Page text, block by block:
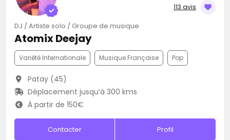
113 avis
DJ / Artiste solo / Groupe de musique
Atomix Deejay
Variété Internationale Musique Française Pop
Patay (45)
Déplacement jusqu’à 300 kms
À partir de 150€
Contacter Profil